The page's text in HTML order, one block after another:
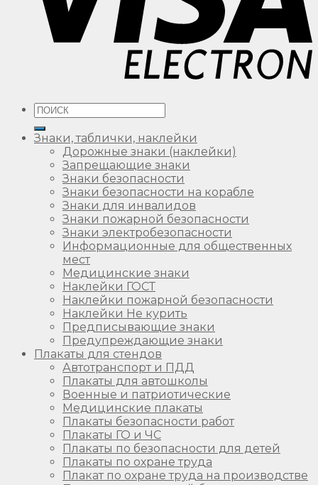
Искать:
Знаки, таблички, наклейки
Дорожные знаки (наклейки)
Запрещающие знаки
Знаки безопасности
Знаки безопасности на корабле
Знаки для инвалидов
Знаки пожарной безопасности
Знаки электробезопасности
Информационные для общественных
мест
Медицинские знаки
Наклейки ГОСТ
Наклейки пожарной безопасности
Наклейки Не курить
Предписывающие знаки
Предупреждающие знаки
Плакаты для стендов
Автотранспорт и ПДД
Плакаты для автошколы
Военные и патриотические
Медицинские плакаты
Плакаты безопасности работ
Плакаты ГО и ЧС
Плакаты по безопасности для детей
Плакаты по охране труда
Плакат по охране труда на производстве